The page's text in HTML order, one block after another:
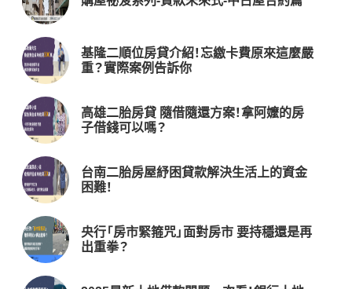
基隆二順位房貸介紹！忘繳卡費原來這麼嚴
重？實際案例告訴你
高雄二胎房貸 隨借隨還方案！拿阿嬤的房
子借錢可以嗎？
台南二胎房屋紓困貸款解決生活上的資金
困難！
央行「房市緊箍咒」面對房市 要持穩還是再
出重拳？